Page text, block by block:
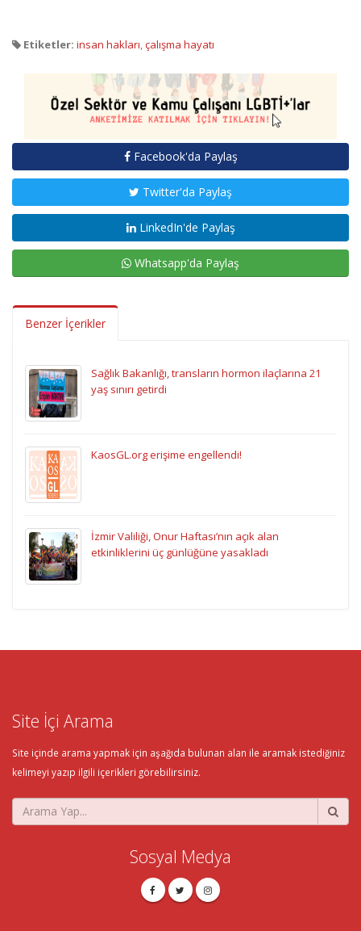
Etiketler: insan hakları,çalışma hayatı
Facebook'da Paylaş
Twitter'da Paylaş
LinkedIn'de Paylaş
Whatsapp'da Paylaş
Benzer İçerikler
Sağlık Bakanlığı, transların hormon ilaçlarına 21
yaş sınırı getirdi
KaosGL.org erişime engellendi!
İzmir Valiliği, Onur Haftası’nın açık alan
etkinliklerini üç günlüğüne yasakladı
Site İçi Arama
Site içinde arama yapmak için aşağıda bulunan alan ile aramak istediğiniz
kelimeyi yazıp ilgili içerikleri görebilirsiniz.
Sosyal Medya